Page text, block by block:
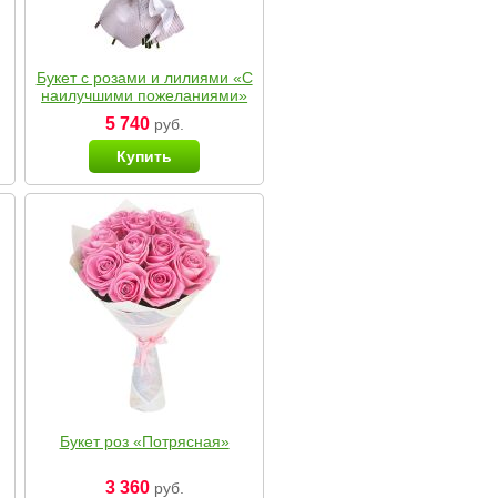
Букет с розами и лилиями «С
наилучшими пожеланиями»
5 740руб.
Купить
Букет роз «Потрясная»
3 360руб.